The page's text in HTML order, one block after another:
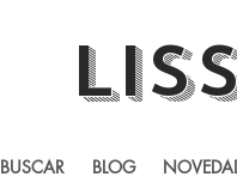
BUSCAR BLOG